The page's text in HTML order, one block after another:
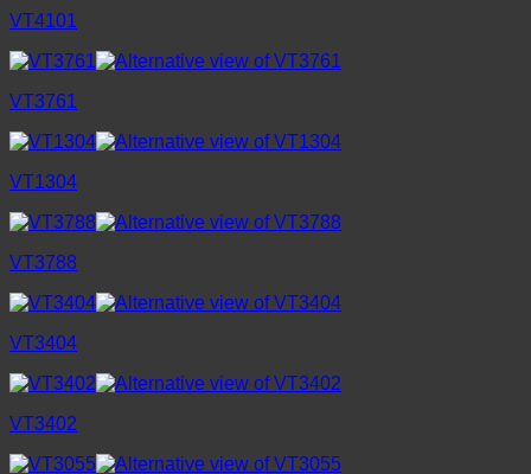
VT4101
VT3761
VT1304
VT3788
VT3404
VT3402